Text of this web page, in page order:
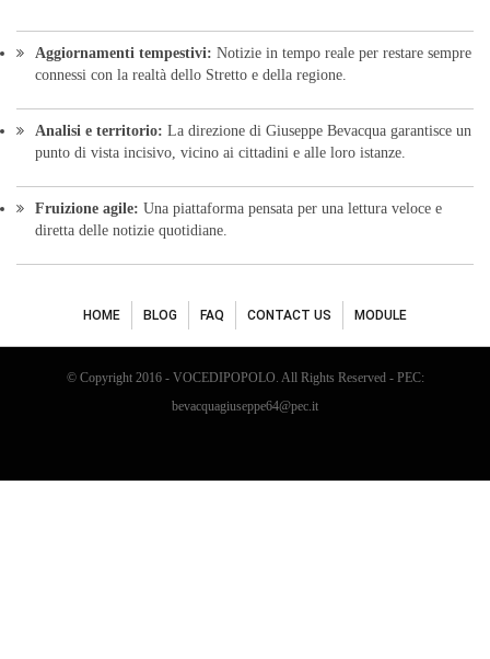
Aggiornamenti tempestivi: Notizie in tempo reale per restare sempre
connessi con la realtà dello Stretto e della regione.
Analisi e territorio: La direzione di Giuseppe Bevacqua garantisce un
punto di vista incisivo, vicino ai cittadini e alle loro istanze.
Fruizione agile: Una piattaforma pensata per una lettura veloce e
diretta delle notizie quotidiane.
HOME BLOG FAQ CONTACT US MODULE
© Copyright 2016 - VOCEDIPOPOLO. All Rights Reserved - PEC:
bevacquagiuseppe64@pec.it